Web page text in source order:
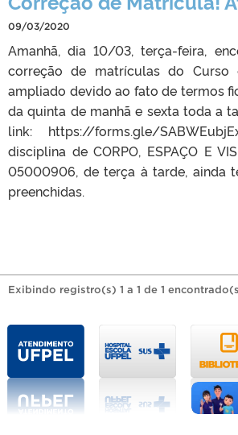
09/03/2020
Amanhã, dia 10/03, terça-feira,
correção de matrículas do Curso
ampliado devido ao fato de termos
da quinta de manhã e sexta toda a
link: https://forms.gle/
disciplina de CORPO, ESPAÇO E
05000906, de terça à tarde, ainda
preenchidas.
Exibindo registro(s) 1 a 1 de 1